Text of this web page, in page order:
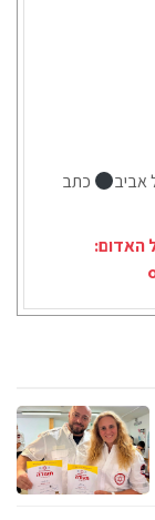
אביב
כתב
האדום: